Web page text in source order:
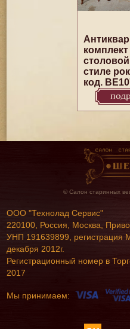
стиле
код.
© Салон старинных
ООО "Технолад Сервис"
220100, Россия, Москва,
УНП 191639899, регистрация
декабря 2012г.
Регистрационный номер в
2017
Мы принимаем: